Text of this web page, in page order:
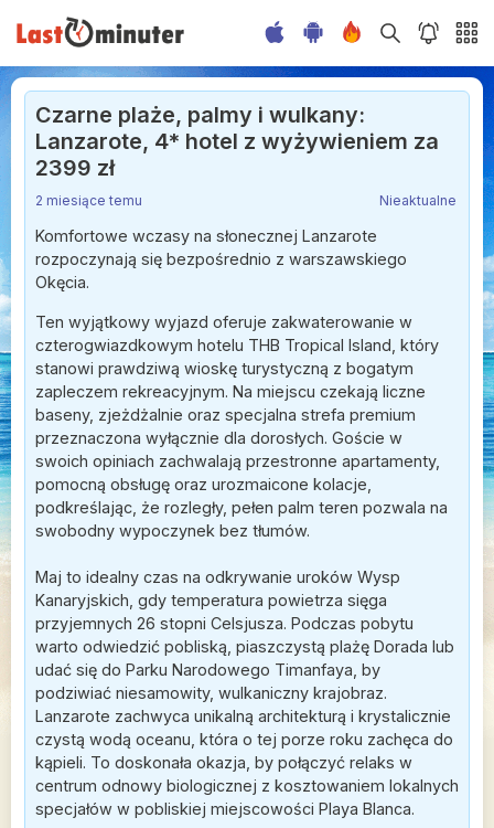
Czarne plaże, palmy i wulkany:
Lanzarote, 4* hotel z wyżywieniem za
2399 zł
2 miesiące temu Nieaktualne
Komfortowe wczasy na słonecznej Lanzarote
rozpoczynają się bezpośrednio z warszawskiego
Okęcia.
Ten wyjątkowy wyjazd oferuje zakwaterowanie w
czterogwiazdkowym hotelu THB Tropical Island, który
stanowi prawdziwą wioskę turystyczną z bogatym
zapleczem rekreacyjnym. Na miejscu czekają liczne
baseny, zjeżdżalnie oraz specjalna strefa premium
przeznaczona wyłącznie dla dorosłych. Goście w
swoich opiniach zachwalają przestronne apartamenty,
pomocną obsługę oraz urozmaicone kolacje,
podkreślając, że rozległy, pełen palm teren pozwala na
swobodny wypoczynek bez tłumów.
Maj to idealny czas na odkrywanie uroków Wysp
Kanaryjskich, gdy temperatura powietrza sięga
przyjemnych 26 stopni Celsjusza. Podczas pobytu
warto odwiedzić pobliską, piaszczystą plażę Dorada lub
udać się do Parku Narodowego Timanfaya, by
podziwiać niesamowity, wulkaniczny krajobraz.
Lanzarote zachwyca unikalną architekturą i krystalicznie
czystą wodą oceanu, która o tej porze roku zachęca do
kąpieli. To doskonała okazja, by połączyć relaks w
centrum odnowy biologicznej z kosztowaniem lokalnych
specjałów w pobliskiej miejscowości Playa Blanca.